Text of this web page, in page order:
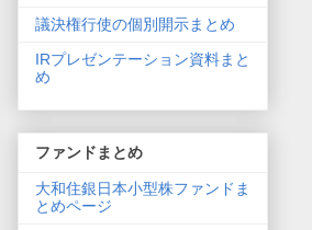
議決権行使の個別開示まとめ
IRプレゼンテーション資料まと
め
ファンドまとめ
大和住銀日本小型株ファンドま
とめページ